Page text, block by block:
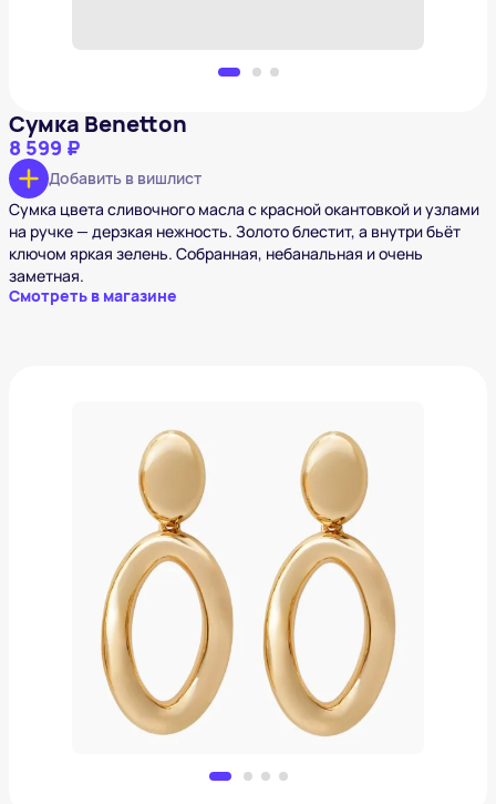
Сумка Benetton
8 599 ₽
Добавить в вишлист
Сумка цвета сливочного масла с красной окантовкой и узлами
на ручке — дерзкая нежность. Золото блестит, а внутри бьёт
ключом яркая зелень. Собранная, небанальная и очень
заметная.
Смотреть в магазине
Серьги Mango
1 890 ₽
Добавить в вишлист